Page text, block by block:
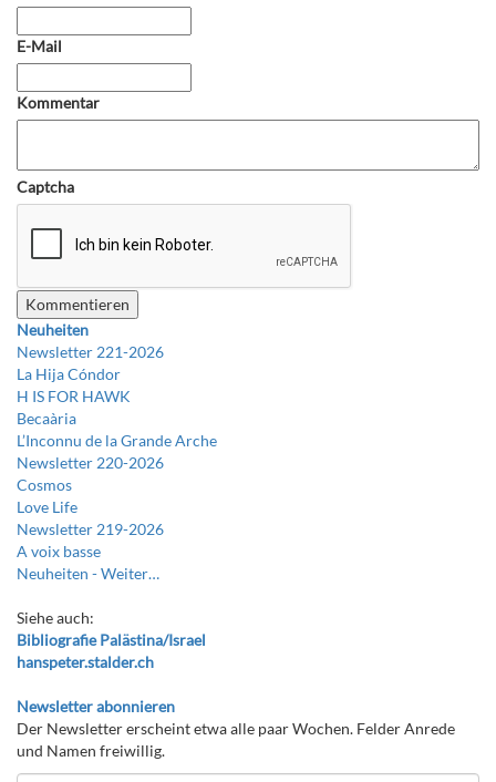
E-Mail
Kommentar
Captcha
Neuheiten
Newsletter 221-2026
La Hija Cóndor
H IS FOR HAWK
Becaària
L’Inconnu de la Grande Arche
Newsletter 220-2026
Cosmos
Love Life
Newsletter 219-2026
A voix basse
Neuheiten -Weiter…
Siehe auch:
Bibliografie Palästina/Israel
hanspeter.stalder.ch
Newsletter abonnieren
Der Newsletter erscheint etwa alle paar Wochen. Felder Anrede
und Namen freiwillig.